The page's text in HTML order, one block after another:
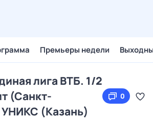
Премьеры недели
лига ВТБ. 1/2
(Санкт-
УНИКС (Казань)
0